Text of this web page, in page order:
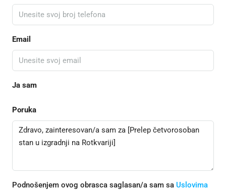
Email
Ja sam
Poruka
Podnošenjem ovog obrasca saglasan/a sam sa Uslovima